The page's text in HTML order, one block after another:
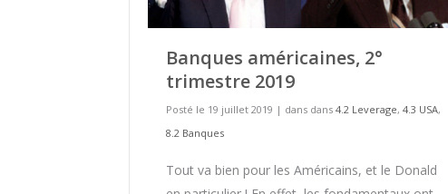
Banques américaines, 2°
trimestre 2019
Posté le 19 juillet 2019 | dans dans 4.2 Leverage, 4.3 USA,
8.2 Banques
Tout va bien pour les Américains, et le Donald